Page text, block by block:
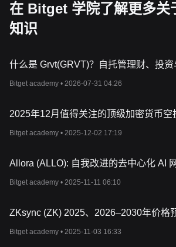
官方文件：https://docs.zksync.io/
官方网站：https://zksync.io/
zkSync
密证明，证明这些交易是有效的。之后将该证
进行验证。由于只需在链上验证证明，该过程
发人员可以在 zkSync上部署现有的以太坊智
用程序（DApp ）无缝迁移到 zkSync
zkSync还整合了原生账户抽象，通过支持用
任何代币支付矿工费，甚至可以通过其他方支
安全是
zkSync的另一个重要方面。该协议已
力测试，以确保其稳健性。通过继承以太坊主
外的安全保障，zkSync为各种区块链应用，
在 Bitget 学院了解更多关
知识
什么是 Grvt(GRVT)？自托管理财、投资
Bitget academy • 2026-07-31 04:26
2025年12月值得关注的顶级加密货币空
Bitget academy • 2025-12-02 17:19
Allora (ALLO): 自我改进的去中心化 AI
Bitget academy • 2025-11-11 06:10
ZKsync (ZK) 2025、2026–2030年价格
Bitget academy • 2025-11-03 16:33